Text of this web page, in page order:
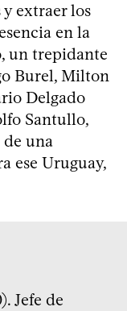
extraer los
en la
un trepidante
Burel, Milton
Delgado
Santullo,
de una
ese Uruguay,
Jefe de